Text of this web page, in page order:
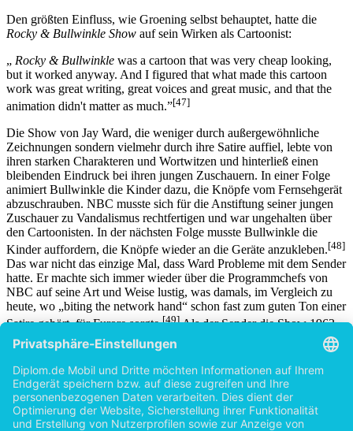
Den größten Einfluss, wie Groening selbst behauptet, hatte die
Rocky & Bullwinkle Show auf sein Wirken als Cartoonist:
„ Rocky & Bullwinkle was a cartoon that was very cheap looking,
but it worked anyway. And I figured that what made this cartoon
work was great writing, great voices and great music, and that the
animation didn't matter as much.”[47]
Die Show von Jay Ward, die weniger durch außergewöhnliche
Zeichnungen sondern vielmehr durch ihre Satire auffiel, lebte von
ihren starken Charakteren und Wortwitzen und hinterließ einen
bleibenden Eindruck bei ihren jungen Zuschauern. In einer Folge
animiert Bullwinkle die Kinder dazu, die Knöpfe vom Fernsehgerät
abzuschrauben. NBC musste sich für die Anstiftung seiner jungen
Zuschauer zu Vandalismus rechtfertigen und war ungehalten über
den Cartoonisten. In der nächsten Folge musste Bullwinkle die
Kinder auffordern, die Knöpfe wieder an die Geräte anzukleben.[48]
Das war nicht das einzige Mal, dass Ward Probleme mit dem Sender
hatte. Er machte sich immer wieder über die Programmchefs von
NBC auf seine Art und Weise lustig, was damals, im Vergleich zu
heute, wo „biting the network hand“ schon fast zum guten Ton einer
Satire gehört, für Furore sorgte.[49]Als der Sender die Show 1963
absetzte, war sich ihr Erschaffer Ward einer Sache sicher: „[the
show] ...affected people, especially bright kids growing up. I’m fond
of saying that we corrupted an entire generation.” [50]
Nun gab es neben den Vorbildern unter den Cartoons auch
Entwicklungen, die Groening später zu der Aussage verleiteten, dass
dieSimpsons„als Rache für das schlechte Fernsehprogramm seiner